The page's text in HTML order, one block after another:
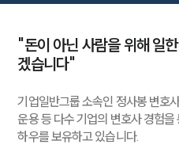
"돈이 아닌 사람을 위해 일
겠습니다"
기업일반그룹 소속인 정사봉 변호
운용 등 다수 기업의 변호사 경험
하우를 보유하고 있습니다.